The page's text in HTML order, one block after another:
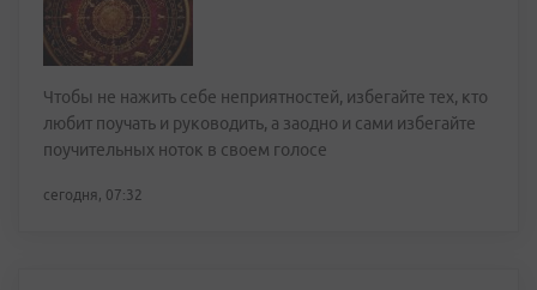
Чтобы не нажить себе неприятностей, избегайте тех, кто
любит поучать и руководить, а заодно и сами избегайте
поучительных ноток в своем голосе
сегодня, 07:32